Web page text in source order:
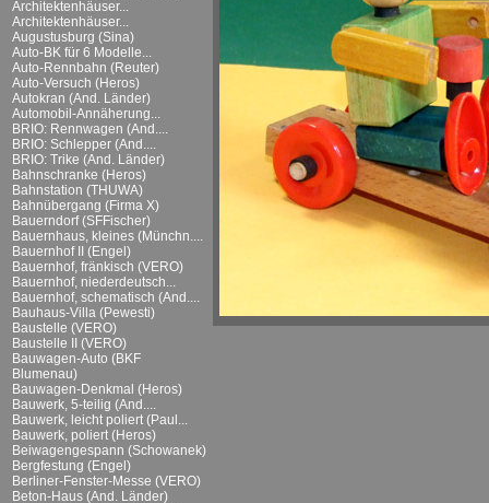
Architektenhäuser...
Architektenhäuser...
Augustusburg (Sina)
Auto-BK für 6 Modelle...
Auto-Rennbahn (Reuter)
Auto-Versuch (Heros)
Autokran (And. Länder)
Automobil-Annäherung...
BRIO: Rennwagen (And....
BRIO: Schlepper (And....
BRIO: Trike (And. Länder)
Bahnschranke (Heros)
Bahnstation (THUWA)
Bahnübergang (Firma X)
Bauerndorf (SFFischer)
Bauernhaus, kleines (Münchn....
Bauernhof II (Engel)
Bauernhof, fränkisch (VERO)
Bauernhof, niederdeutsch...
Bauernhof, schematisch (And....
Bauhaus-Villa (Pewesti)
Baustelle (VERO)
Baustelle II (VERO)
Bauwagen-Auto (BKF
Blumenau)
Bauwagen-Denkmal (Heros)
Bauwerk, 5-teilig (And....
Bauwerk, leicht poliert (Paul...
Bauwerk, poliert (Heros)
Beiwagengespann (Schowanek)
Bergfestung (Engel)
Berliner-Fenster-Messe (VERO)
Beton-Haus (And. Länder)